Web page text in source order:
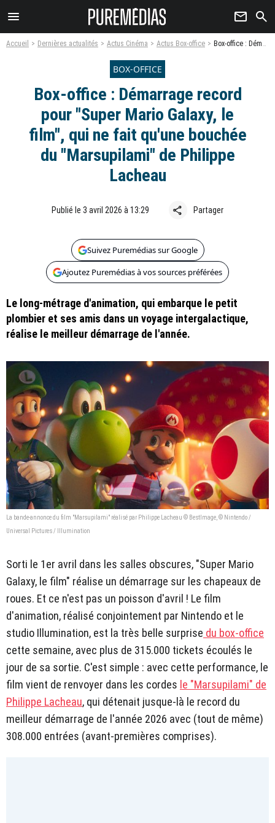
menu newsletter search
Accueil Dernières actualités Actus Cinéma Actus Box-office Box-office : Démarrage record pour "Super Mario Galaxy, le film", qui ne fait qu'une bouchée du "Marsupilami" de Philippe Lacheau
BOX-OFFICE
Box-office : Démarrage record
pour "Super Mario Galaxy, le
film", qui ne fait qu'une bouchée
du "Marsupilami" de Philippe
Lacheau
Publié le 3 avril 2026 à 13:29 share Partager
Suivez Puremédias sur Google
Ajoutez Puremédias à vos sources préférées
Le long-métrage d'animation, qui embarque le petit
plombier et ses amis dans un voyage intergalactique,
réalise le meilleur démarrage de l'année.
La bande-annonce du film "Marsupilami" réalisé par Philippe Lacheau © BestImage, © Nintendo /
Universal Pictures / Illumination
Sorti le 1er avril dans les salles obscures, "Super Mario
Galaxy, le film" réalise un démarrage sur les chapeaux de
roues. Et ce n'est pas un poisson d'avril ! Le film
d'animation, réalisé conjointement par Nintendo et le
studio Illumination, est la très belle surprise du box-office
cette semaine, avec plus de 315.000 tickets écoulés le
jour de sa sortie. C'est simple : avec cette performance, le
film vient de renvoyer dans les cordes le "Marsupilami" de
Philippe Lacheau, qui détenait jusque-là le record du
meilleur démarrage de l'année 2026 avec (tout de même)
308.000 entrées (avant-premières comprises).